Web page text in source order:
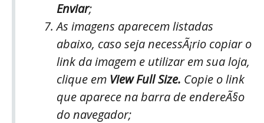
Enviar;
As imagens aparecem listadas
abaixo, caso seja necessÃ¡rio copiar o
link da imagem e utilizar em sua loja,
clique em View Full Size. Copie o link
que aparece na barra de endereÃ§o
do navegador;